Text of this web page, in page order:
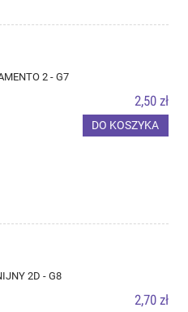
2 - G7
2,50 zł
DO KOSZYKA
2D - G8
2,70 zł